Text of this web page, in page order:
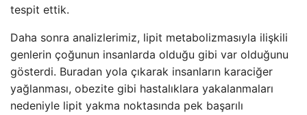
tespit ettik.
Daha sonra analizlerimiz, lipit metabolizmasıyla ilişkili
genlerin çoğunun insanlarda olduğu gibi var olduğunu
gösterdi. Buradan yola çıkarak insanların karaciğer
yağlanması, obezite gibi hastalıklara yakalanmaları
nedeniyle lipit yakma noktasında pek başarılı